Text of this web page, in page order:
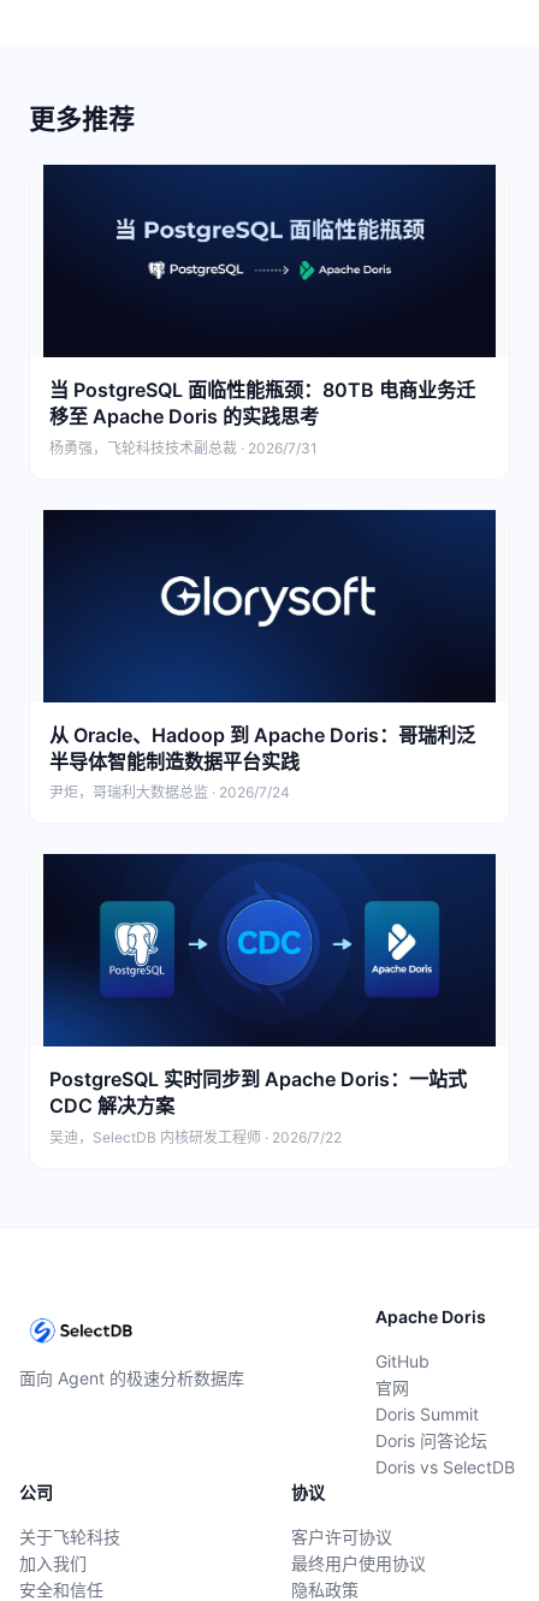
更多推荐
当 PostgreSQL 面临性能瓶颈：80TB 电商业务迁
移至 Apache Doris 的实践思考
杨勇强，飞轮科技技术副总裁 · 2026/7/31
从 Oracle、Hadoop 到 Apache Doris：哥瑞利泛
半导体智能制造数据平台实践
尹炬，哥瑞利大数据总监 · 2026/7/24
PostgreSQL 实时同步到 Apache Doris：一站式
CDC 解决方案
吴迪，SelectDB 内核研发工程师 · 2026/7/22
面向 Agent 的极速分析数据库
Apache Doris
GitHub
官网
Doris Summit
Doris 问答论坛
Doris vs SelectDB
公司
关于飞轮科技
加入我们
安全和信任
协议
客户许可协议
最终用户使用协议
隐私政策